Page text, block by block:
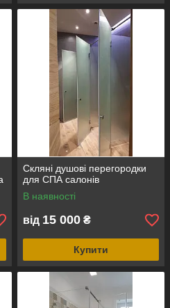
Скляні душові перегородки
для СПА салонів
В наявності
від 15 000 ₴
Купити